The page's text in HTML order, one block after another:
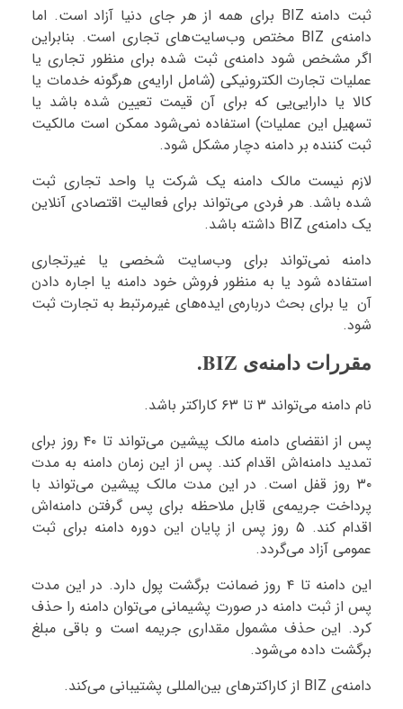
ثبت دامنه BIZ برای همه از هر جای دنیا آزاد است. اما
دامنه‌ی BIZ مختص وب‌سایت‌های تجاری است. بنابراین
اگر مشخص شود دامنه‌ی ثبت شده برای منظور تجاری یا
عملیات تجارت الکترونیکی (شامل ارایه‌ی هرگونه خدمات یا
کالا یا دارایی‌یی که برای آن قیمت تعیین شده باشد یا
تسهیل این عملیات) استفاده نمی‌شود ممکن است مالکیت
ثبت کننده بر دامنه دچار مشکل شود.
لازم نیست مالک دامنه یک شرکت یا واحد تجاری ثبت
شده باشد. هر فردی می‌تواند برای فعالیت اقتصادی آنلاین
یک دامنه‌ی BIZ داشته باشد.
دامنه نمی‌تواند برای وب‌سایت شخصی یا غیرتجاری
استفاده شود یا به منظور فروش خود دامنه یا اجاره دادن
آن یا برای بحث درباره‌ی ایده‌های غیرمرتبط به تجارت ثبت
شود.
مقررات دامنه‌ی BIZ.
نام دامنه می‌تواند ۳ تا ۶۳ کاراکتر باشد.
پس از انقضای دامنه مالک پیشین می‌تواند تا ۴۰ روز برای
تمدید دامنه‌اش اقدام کند. پس از این زمان دامنه به مدت
۳۰ روز قفل است. در این مدت مالک پیشین می‌تواند با
پرداخت جریمه‌ی قابل ملاحظه برای پس گرفتن دامنه‌اش
اقدام کند. ۵ روز پس از پایان این دوره دامنه برای ثبت
عمومی آزاد می‌گردد.
این دامنه تا ۴ روز ضمانت برگشت پول دارد. در این مدت
پس از ثبت دامنه در صورت پشیمانی می‌توان دامنه را حذف
کرد. این حذف مشمول مقداری جریمه است و باقی مبلغ
برگشت داده می‌شود.
دامنه‌ی BIZ از کاراکترهای بین‌المللی پشتیبانی می‌کند.